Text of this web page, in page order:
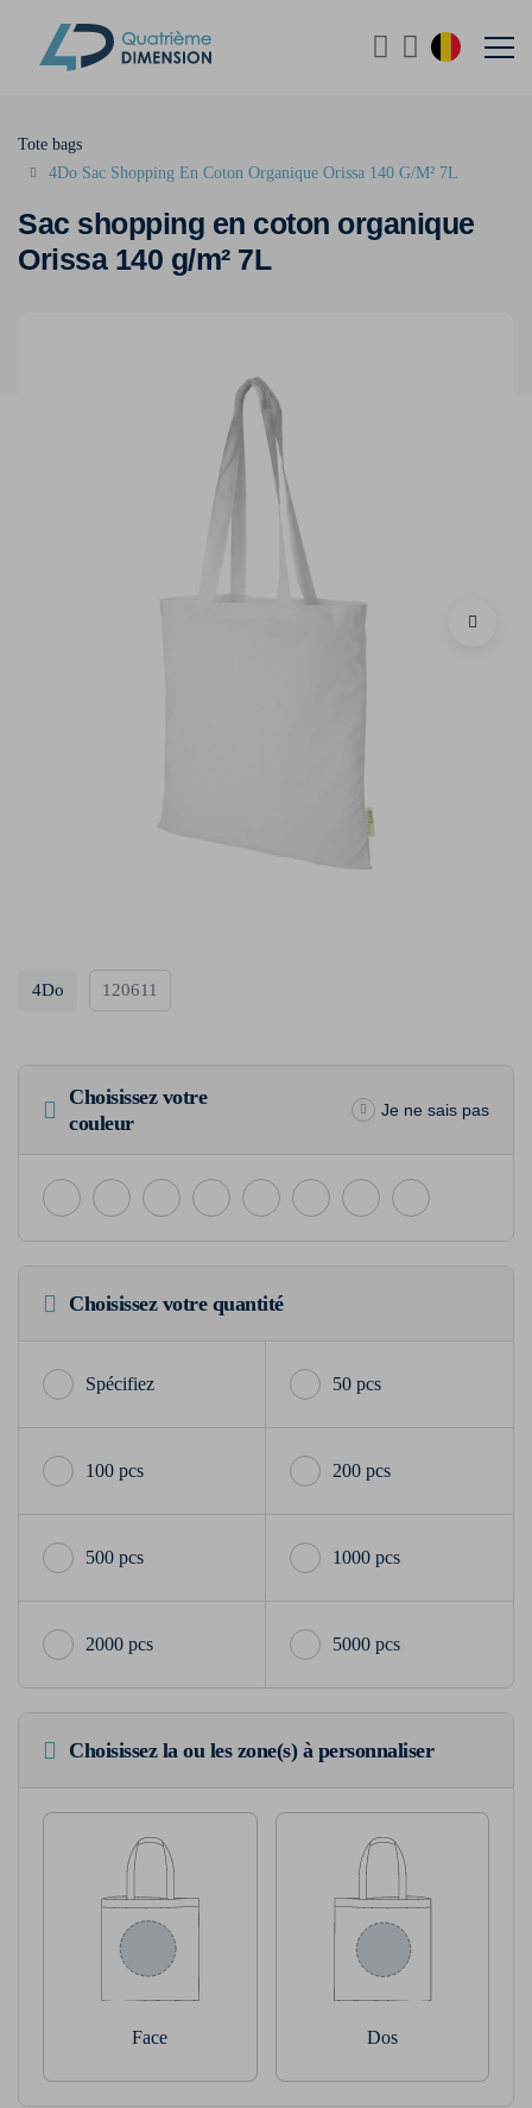
Sac shopping en coton organique
Orissa 140 g/m² 7L
Tote bags
4Do Sac Shopping En Coton Organique Orissa 140 G/M² 7L
4Do 120611
Choisissez votre
couleur
Je ne sais pas
Choisissez votre quantité
50 pcs
100 pcs 200 pcs
500 pcs 1000 pcs
2000 pcs 5000 pcs
Choisissez la ou les zone(s) à personnaliser
Face Dos